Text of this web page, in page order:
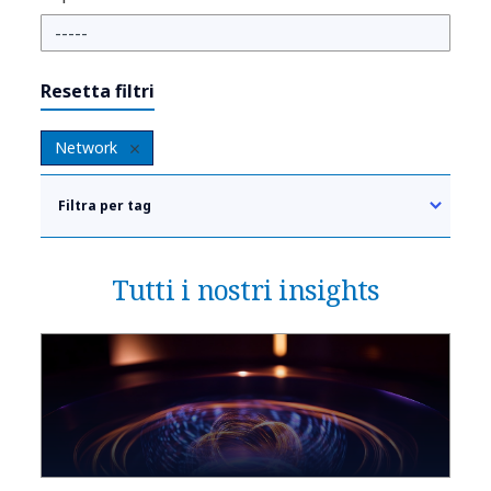
Resetta filtri
Network
Filtra per tag
Tutti i nostri insights